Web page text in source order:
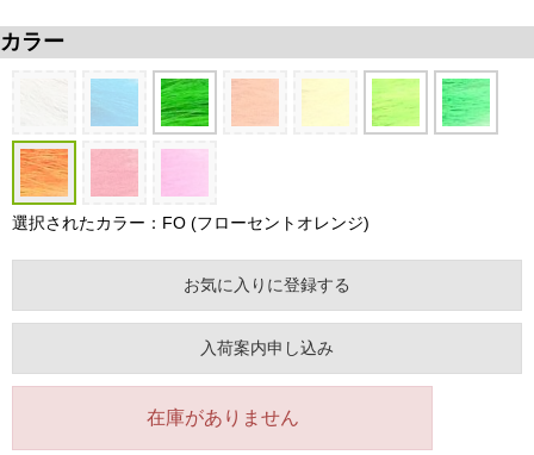
カラー
選択されたカラー：FO (フローセントオレンジ)
お気に入りに登録する
入荷案内申し込み
在庫がありません